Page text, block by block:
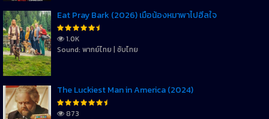
Eat Pray Bark (2026) เมื่อน้องหมาพาไปฮีลใจ
1.0K
Sound: พากย์ไทย | ซับไทย
The Luckiest Man in America (2024)
873